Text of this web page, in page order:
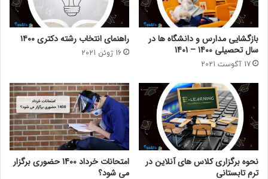
بازگشایی مدارس و دانشگاه ها در
سال تحصیلی 1400 – 1401
17 آگوست 2021
راهنمای انتخاب رشته دکتری ۱۴۰۰
16 ژوئن 2021
نحوه برگزاری کلاس های آنلاین در
ترم تابستانی
امتحانات خرداد 1400 حضوری برگزار
می شود؟